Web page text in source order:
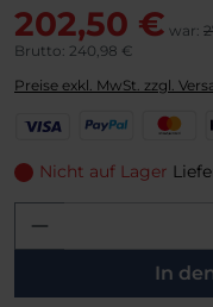
202,50 € war:
Brutto: 240,98 €
Preise exkl. MwSt. zzgl.
s
P
y
l
s
r
a
K
a
a
Nicht auf Lager
Produkt
In